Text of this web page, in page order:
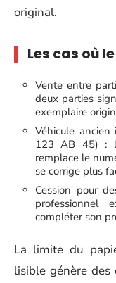
original.
Les cas où
Vente entre
deux parties
exemplaire
Véhicule ancien
123 AB 45) :
remplace le
se corrige plus
Cession pour
professionnel
compléter son
La limite du
lisible génère des